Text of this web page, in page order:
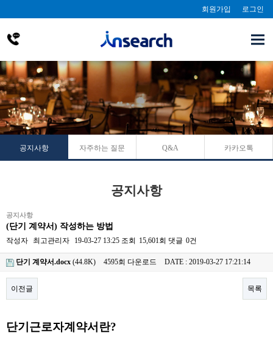
회원가입 로그인
공지사항 자주하는 질문 Q&A 카카오톡
공지사항
공지사항
(단기 계약서) 작성하는 방법
작성자 최고관리자 19-03-27 13:25 조회 15,601회 댓글 0건
단기 계약서.docx (44.8K) 4595회 다운로드 DATE : 2019-03-27 17:21:14
이전글 목록
단기근로자계약서란?